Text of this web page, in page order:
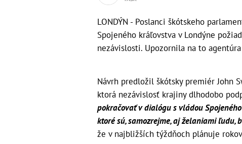
LONDÝN - Poslanci škótskeho
Spojeného kráľovstva v Londýne
nezávislosti. Upozornila na to agentúra
Návrh predložil škótsky premiér John
ktorá nezávislosť krajiny dlhodobo
pokračovať v dialógu s vládou
ktoré sú, samozrejme, aj želaniami ľudu,
že v najbližších týždňoch plánuje